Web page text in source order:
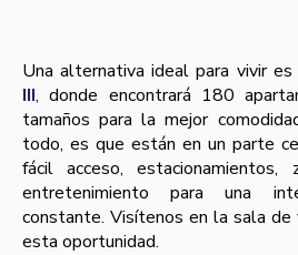
Una alternativa ideal para vivir es
III, donde encontrará 180
tamaños para la mejor
todo, es que están en un parte
fácil acceso,
entretenimiento para una
constante. Visí­tenos en la sala
esta oportunidad.